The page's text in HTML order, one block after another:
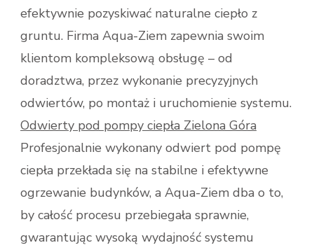
efektywnie pozyskiwać naturalne ciepło z
gruntu. Firma Aqua-Ziem zapewnia swoim
klientom kompleksową obsługę – od
doradztwa, przez wykonanie precyzyjnych
odwiertów, po montaż i uruchomienie systemu.
Odwierty pod pompy ciepła Zielona Góra
Profesjonalnie wykonany odwiert pod pompę
ciepła przekłada się na stabilne i efektywne
ogrzewanie budynków, a Aqua-Ziem dba o to,
by całość procesu przebiegała sprawnie,
gwarantując wysoką wydajność systemu